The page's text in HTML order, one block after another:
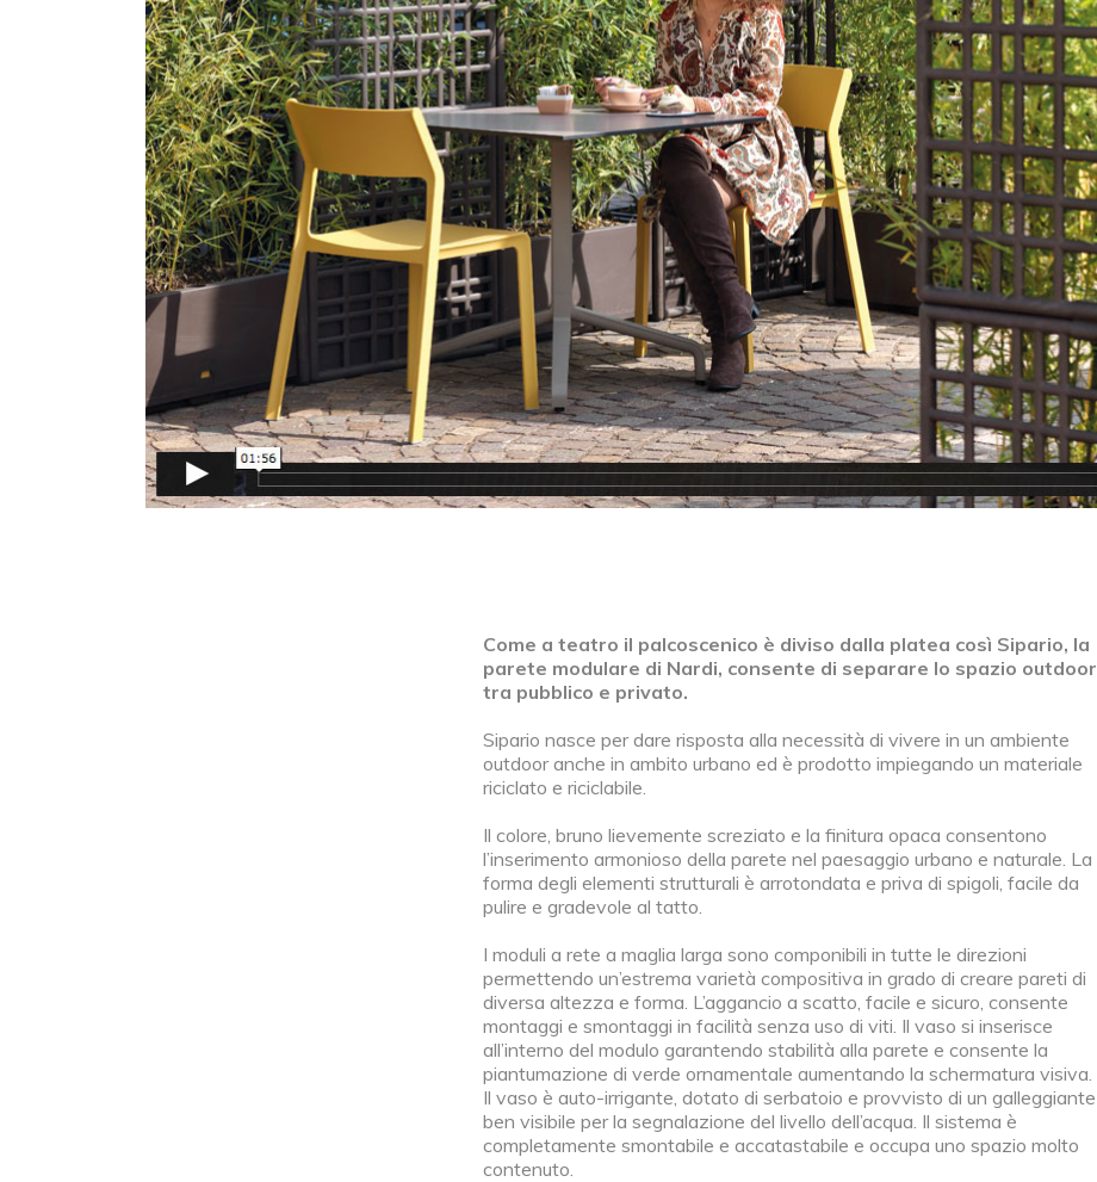
Come a teatro il palcoscenico è diviso dalla platea così Sipario, la
parete modulare di Nardi, consente di separare lo spazio outdoor
tra pubblico e privato.
Sipario nasce per dare risposta alla necessità di vivere in un ambiente
outdoor anche in ambito urbano ed è prodotto impiegando un materiale
riciclato e riciclabile.
Il colore, bruno lievemente screziato e la finitura opaca consentono
l’inserimento armonioso della parete nel paesaggio urbano e naturale. La
forma degli elementi strutturali è arrotondata e priva di spigoli, facile da
pulire e gradevole al tatto.
I moduli a rete a maglia larga sono componibili in tutte le direzioni
permettendo un’estrema varietà compositiva in grado di creare pareti di
diversa altezza e forma. L’aggancio a scatto, facile e sicuro, consente
montaggi e smontaggi in facilità senza uso di viti. Il vaso si inserisce
all’interno del modulo garantendo stabilità alla parete e consente la
piantumazione di verde ornamentale aumentando la schermatura visiva.
Il vaso è auto-irrigante, dotato di serbatoio e provvisto di un galleggiante
ben visibile per la segnalazione del livello dell’acqua. Il sistema è
completamente smontabile e accatastabile e occupa uno spazio molto
contenuto.